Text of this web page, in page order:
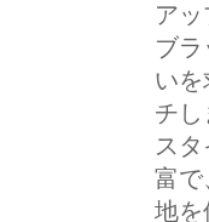
ア
ブ
い
チ
ス
富で
地を